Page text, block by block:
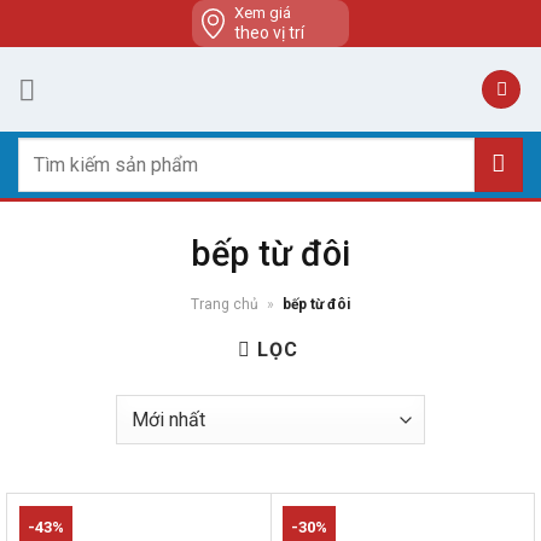
to
content
Xem giá
theo vị trí
kiếm:
bếp từ đôi
Trang chủ » bếp từ đôi
LỌC
-43% -30%